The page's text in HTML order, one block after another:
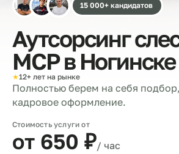
15 000+ кандидатов
Аутсорсинг
МСР в Ногинске
★12+ лет на рынке
Полностью берем на себя
кадровое оформление.
Стоимость услуги от
от 650 ₽/ час